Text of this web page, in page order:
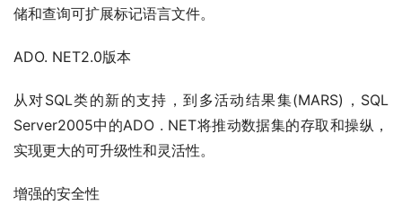
储和查询可扩展标记语言文件。
ADO. NET2.0版本
从对SQL类的新的支持，到多活动结果集(MARS)，SQL
Server2005中的ADO . NET将推动数据集的存取和操纵，
实现更大的可升级性和灵活性。
增强的安全性